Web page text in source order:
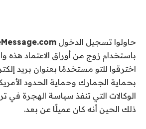
حاولوا تسجيل الدخول
باستخدام زوج من أوراق الاعتماد هذه
اخترقوا للتو مستخدمًا بعنوان بريد
بحماية الجمارك وحماية الحدود
ذلك الحين أنه كان عميلًا عن بعد.